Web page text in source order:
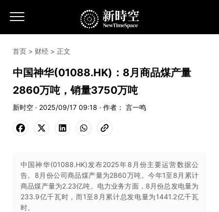
首页 > 财经 > 正文
中国神华(01088.HK)：8月商品煤产量
2860万吨，销量3750万吨
新时空 · 2025/09/17 09:18 · 作者： 言一鸣
中国神华(01088.HK)发布2025年8月份主要运营数据公
告。8月份公司商品煤产量为2860万吨。今年1至8月累计
商品煤产量为2.23亿吨。电力业务方面，8月份总发电量为
233.9亿千瓦时，而1至8月累计总发电量为1441.2亿千瓦
时。